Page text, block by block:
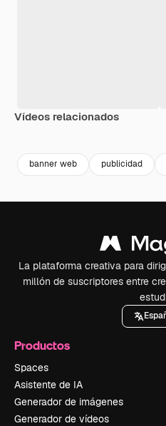
Vídeos relacionados
banner web publicidad
La plataforma creativa para
millón de suscriptores entre
Productos
Spaces
Asistente de IA
Generador de imágenes
Generador de vídeos